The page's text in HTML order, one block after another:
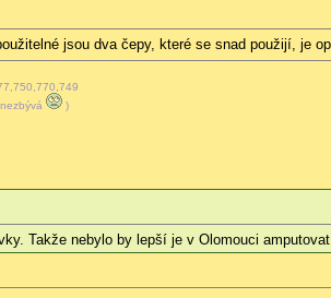
jsou dva čepy, které se snad použijí, je
)
Takže nebylo by lepší je v Olomouci